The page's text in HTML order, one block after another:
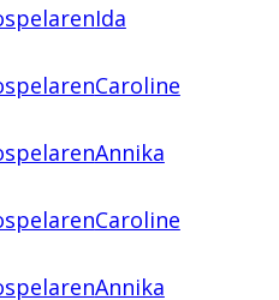
Ida
Caroline
Annika
Caroline
Annika